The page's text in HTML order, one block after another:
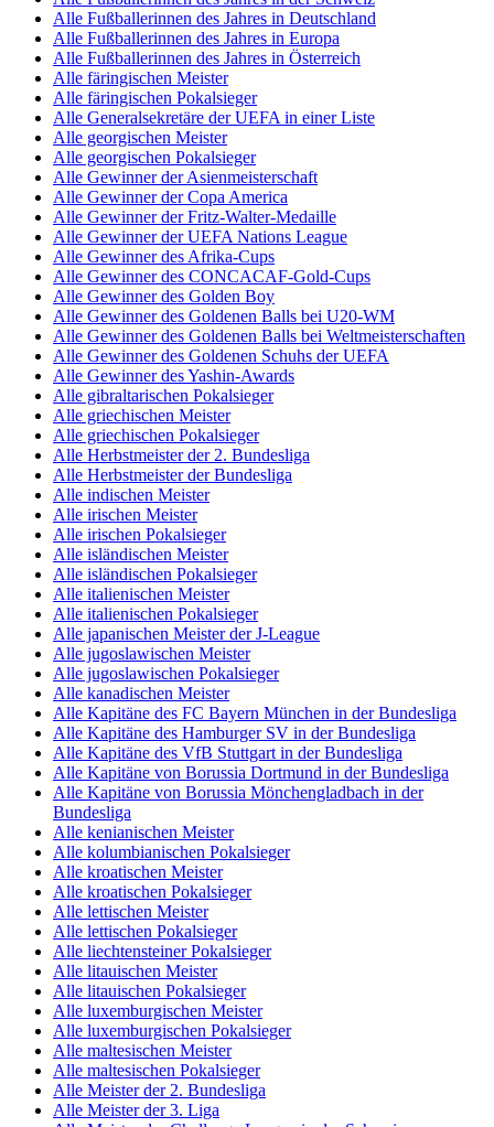
Alle Fußballerinnen des Jahres in Deutschland
Alle Fußballerinnen des Jahres in Europa
Alle Fußballerinnen des Jahres in Österreich
Alle färingischen Meister
Alle färingischen Pokalsieger
Alle Generalsekretäre der UEFA in einer Liste
Alle georgischen Meister
Alle georgischen Pokalsieger
Alle Gewinner der Asienmeisterschaft
Alle Gewinner der Copa America
Alle Gewinner der Fritz-Walter-Medaille
Alle Gewinner der UEFA Nations League
Alle Gewinner des Afrika-Cups
Alle Gewinner des CONCACAF-Gold-Cups
Alle Gewinner des Golden Boy
Alle Gewinner des Goldenen Balls bei U20-WM
Alle Gewinner des Goldenen Balls bei Weltmeisterschaften
Alle Gewinner des Goldenen Schuhs der UEFA
Alle Gewinner des Yashin-Awards
Alle gibraltarischen Pokalsieger
Alle griechischen Meister
Alle griechischen Pokalsieger
Alle Herbstmeister der 2. Bundesliga
Alle Herbstmeister der Bundesliga
Alle indischen Meister
Alle irischen Meister
Alle irischen Pokalsieger
Alle isländischen Meister
Alle isländischen Pokalsieger
Alle italienischen Meister
Alle italienischen Pokalsieger
Alle japanischen Meister der J-League
Alle jugoslawischen Meister
Alle jugoslawischen Pokalsieger
Alle kanadischen Meister
Alle Kapitäne des FC Bayern München in der Bundesliga
Alle Kapitäne des Hamburger SV in der Bundesliga
Alle Kapitäne des VfB Stuttgart in der Bundesliga
Alle Kapitäne von Borussia Dortmund in der Bundesliga
Alle Kapitäne von Borussia Mönchengladbach in der
Bundesliga
Alle kenianischen Meister
Alle kolumbianischen Pokalsieger
Alle kroatischen Meister
Alle kroatischen Pokalsieger
Alle lettischen Meister
Alle lettischen Pokalsieger
Alle liechtensteiner Pokalsieger
Alle litauischen Meister
Alle litauischen Pokalsieger
Alle luxemburgischen Meister
Alle luxemburgischen Pokalsieger
Alle maltesischen Meister
Alle maltesischen Pokalsieger
Alle Meister der 2. Bundesliga
Alle Meister der 3. Liga